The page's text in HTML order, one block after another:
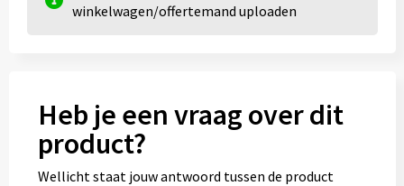
winkelwagen/offertemand uploaden
Heb je een vraag over dit
product?
Wellicht staat jouw antwoord tussen de product